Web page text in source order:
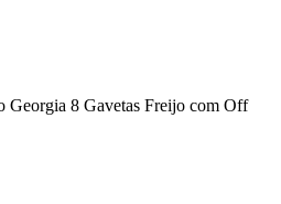
Georgia 8 Gavetas Freijo com Off